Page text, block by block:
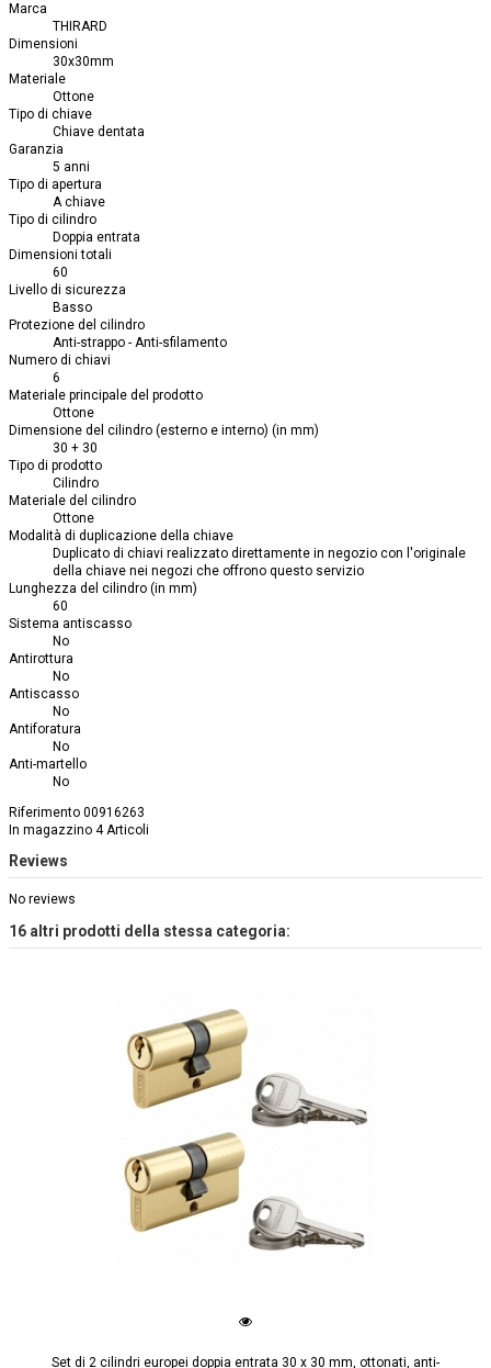
Marca
THIRARD
Dimensioni
30x30mm
Materiale
Ottone
Tipo di chiave
Chiave dentata
Garanzia
5 anni
Tipo di apertura
A chiave
Tipo di cilindro
Doppia entrata
Dimensioni totali
60
Livello di sicurezza
Basso
Protezione del cilindro
Anti-strappo - Anti-sfilamento
Numero di chiavi
6
Materiale principale del prodotto
Ottone
Dimensione del cilindro (esterno e interno) (in mm)
30 + 30
Tipo di prodotto
Cilindro
Materiale del cilindro
Ottone
Modalità di duplicazione della chiave
Duplicato di chiavi realizzato direttamente in negozio con l'originale
della chiave nei negozi che offrono questo servizio
Lunghezza del cilindro (in mm)
60
Sistema antiscasso
No
Antirottura
No
Antiscasso
No
Antiforatura
No
Anti-martello
No
Riferimento 00916263
In magazzino 4 Articoli
Reviews
No reviews
16 altri prodotti della stessa categoria:
Set di 2 cilindri europei doppia entrata 30 x 30 mm, ottonati, anti-